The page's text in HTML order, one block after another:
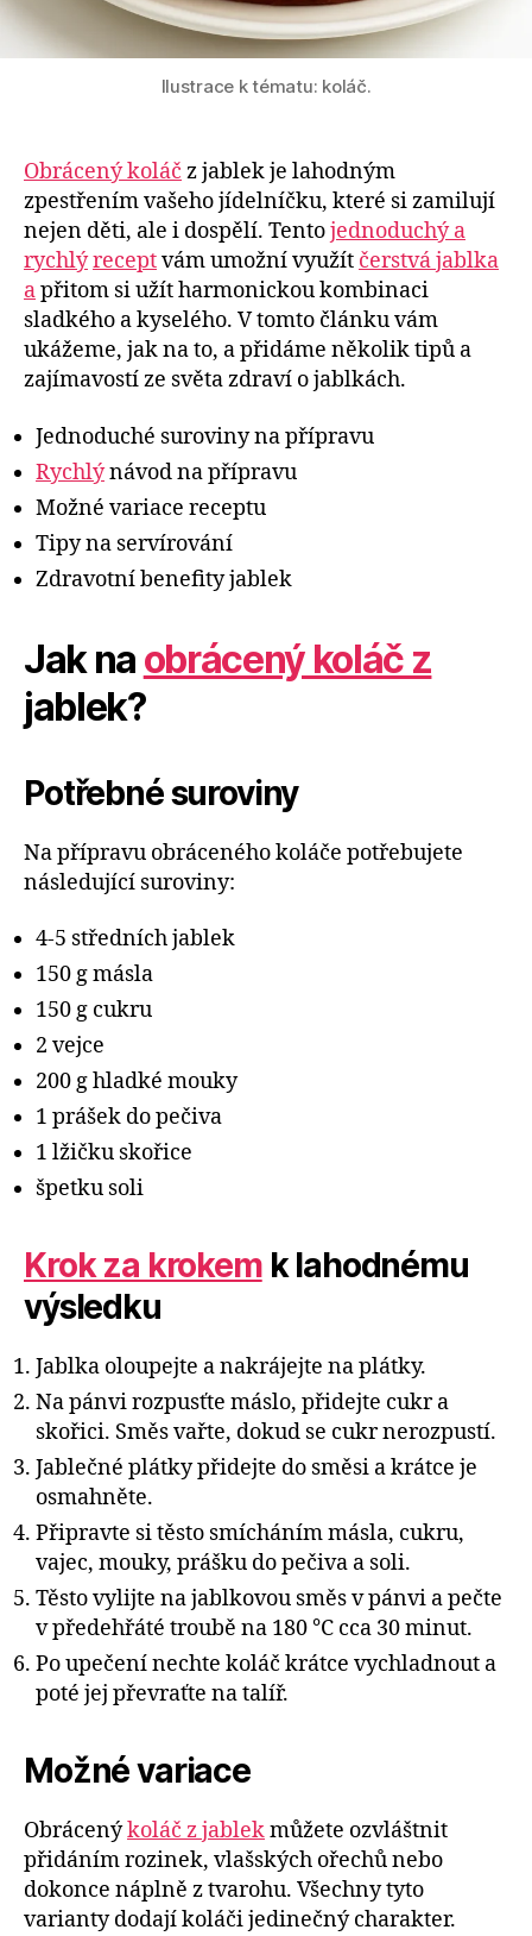
Ilustrace k tématu: koláč.
Obrácený koláč z jablek je lahodným
zpestřením vašeho jídelníčku, které si zamilují
nejen děti, ale i dospělí. Tentojednoduchý a
rychlýreceptvám umožní využít čerstvá jablka
apřitom si užít harmonickou kombinaci
sladkého a kyselého. V tomto článku vám
ukážeme, jak na to, a přidáme několik tipů a
zajímavostí ze světa zdraví o jablkách.
Jednoduché suroviny na přípravu
Rychlýnávod na přípravu
Možné variace receptu
Tipy na servírování
Zdravotní benefity jablek
Jak na obrácený koláč z
jablek?
Potřebné suroviny
Na přípravu obráceného koláče potřebujete
následující suroviny:
4-5 středních jablek
150 g másla
150 g cukru
2 vejce
200 g hladké mouky
1 prášek do pečiva
1 lžičku skořice
špetku soli
Krok za krokemk lahodnému
výsledku
Jablka oloupejte a nakrájejte na plátky.
Na pánvi rozpusťte máslo, přidejte cukr a
skořici. Směs vařte, dokud se cukr nerozpustí.
Jablečné plátky přidejte do směsi a krátce je
osmahněte.
Připravte si těsto smícháním másla, cukru,
vajec, mouky, prášku do pečiva a soli.
Těsto vylijte na jablkovou směs v pánvi a pečte
v předehřáté troubě na 180 °C cca 30 minut.
Po upečení nechte koláč krátce vychladnout a
poté jej převraťte na talíř.
Možné variace
Obrácenýkoláč z jablekmůžete ozvláštnit
přidáním rozinek, vlašských ořechů nebo
dokonce náplně z tvarohu. Všechny tyto
varianty dodají koláči jedinečný charakter.